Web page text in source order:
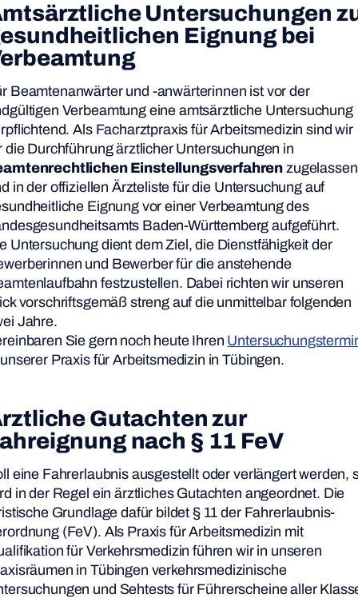
Untersuchungen
Eignung bei
Beamtenanwärter und -anwärterinnen ist vor der
Verbeamtung eine amtsärztliche Untersuchung
Als Facharztpraxis für Arbeitsmedizin sind wir
die Durchführung ärztlicher Untersuchungen in
Einstellungsverfahren zugelassen
in der offiziellen Ärzteliste für die Untersuchung auf
Eignung vor einer Verbeamtung des
Baden-Württemberg aufgeführt.
Untersuchung dient dem Ziel, die Dienstfähigkeit der
und Bewerber für die anstehende
festzustellen. Dabei richten wir unseren
vorschriftsgemäß streng auf die unmittelbar folgenden
Jahre.
Sie gern noch heute Ihren
Praxis für Arbeitsmedizin in Tübingen.
Gutachten zur
nach § 11 FeV
eine Fahrerlaubnis ausgestellt oder verlängert werden,
in der Regel ein ärztliches Gutachten angeordnet. Die
Grundlage dafür bildet § 11 der Fahrerlaubnis-
(FeV). Als Praxis für Arbeitsmedizin mit
für Verkehrsmedizin führen wir in unseren
in Tübingen verkehrsmedizinische
und Sehtests für Führerscheine aller